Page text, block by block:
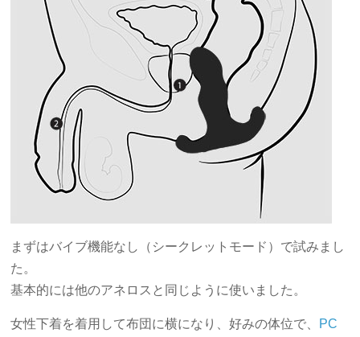
まずはバイブ機能なし（シークレットモード）で試みまし
た。
基本的には他のアネロスと同じように使いました。
女性下着を着用して布団に横になり、好みの体位で、 PC